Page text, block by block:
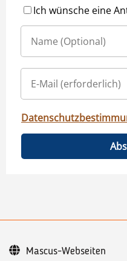
Ich wünsche eine
Mascus-Webseiten